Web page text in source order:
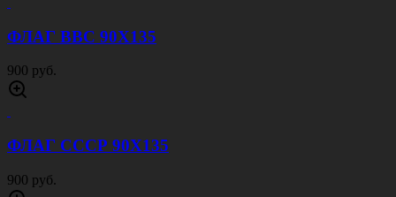
ФЛАГ ВВС 90Х135
900 руб.
ФЛАГ СССР 90Х135
900 руб.